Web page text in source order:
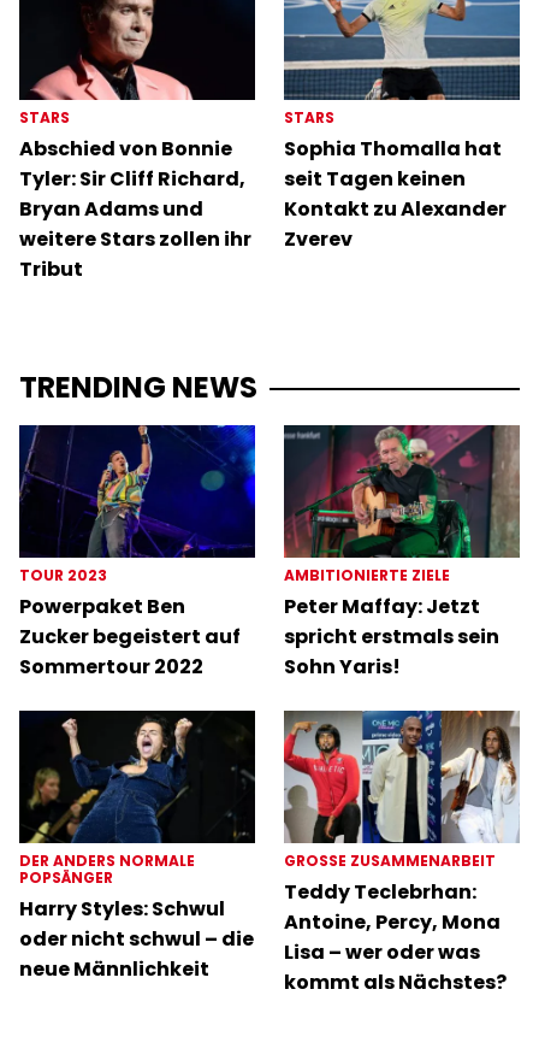
STARS
Abschied von Bonnie
Tyler: Sir Cliff Richard,
Bryan Adams und
weitere Stars zollen ihr
Tribut
STARS
Sophia Thomalla hat
seit Tagen keinen
Kontakt zu Alexander
Zverev
TRENDING NEWS
TOUR 2023
Powerpaket Ben
Zucker begeistert auf
Sommertour 2022
AMBITIONIERTE ZIELE
Peter Maffay: Jetzt
spricht erstmals sein
Sohn Yaris!
DER ANDERS NORMALE
POPSÄNGER
Harry Styles: Schwul
oder nicht schwul – die
neue Männlichkeit
GROSSE ZUSAMMENARBEIT
Teddy Teclebrhan:
Antoine, Percy, Mona
Lisa – wer oder was
kommt als Nächstes?